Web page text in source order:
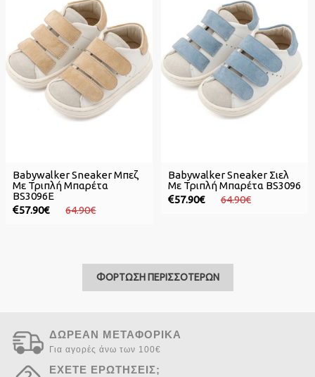
Babywalker Sneaker Μπεζ
Με Τριπλή Μπαρέτα
BS3096E
57.90€
64.90€
Babywalker Sneaker Σιελ
Με Τριπλή Μπαρέτα BS3096
57.90€
64.90€
ΦΟΡΤΩΣΗ ΠΕΡΙΣΣΟΤΕΡΩΝ
ΔΩΡΕΑΝ ΜΕΤΑΦΟΡΙΚΑ
Για αγορές άνω των 100€
ΕΧΕΤΕ ΕΡΩΤΗΣΕΙΣ;